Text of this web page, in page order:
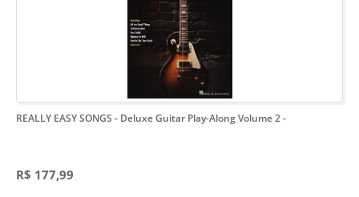
REALLY EASY SONGS - Deluxe Guitar Play-Along Volume 2-
R$ 177,99